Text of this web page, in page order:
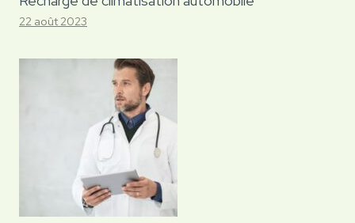
22 août 2023